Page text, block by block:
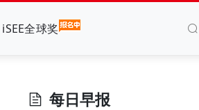
iSEE全球奖
每日早报